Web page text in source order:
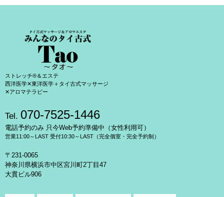
ストレッチ®＆エステ
西洋医学✕東洋医学＋タイ古式マッサージ
✕アロマテラピー
Tel. 070-7525-1446
電話予約のみ 只今Web予約準備中（女性利用可）
営業11:00～LAST 受付10:30～LAST（完全個室・完全予約制）
〒231-0065
神奈川県横浜市中区宮川町2丁目47
大貫ビル906